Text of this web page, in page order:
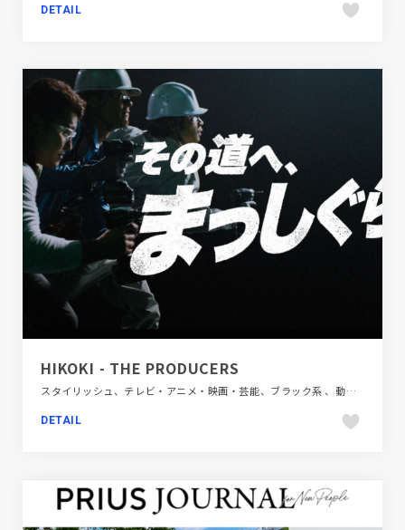
DETAIL
HIKOKI - THE PRODUCERS
スタイリッシュ、テレビ・アニメ・映画・芸能、ブラック系 、動画が流れる、映像
DETAIL